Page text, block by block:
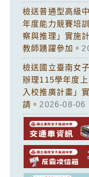
檢送普通型高級
年度能力競賽培
察與推理」實施
教師踴躍參加。
檢送國立臺南女
辦理115學年度
入校推廣計畫」
請。 2026-08-06